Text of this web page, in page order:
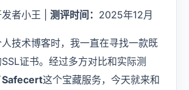
者小王 | 测评时间： 2025年12月
技术博客时，我一直在寻找一款既
证书。经过多方对比和实际测
Safecert这个宝藏服务，今天就来和